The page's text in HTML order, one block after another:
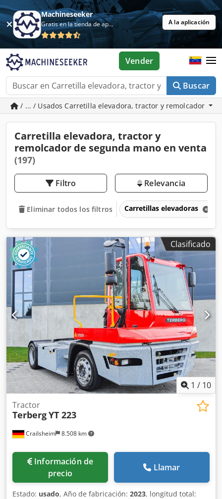
Machineseeker
Gratis en la tienda de aplicaciones A la aplicación
Buscar
Vender
/ ... / Usados Carretilla elevadora, tractor y remolcador
Carretilla elevadora, tractor y
remolcador de segunda mano en venta
(197)
Filtro Relevancia
Eliminar todos los filtros Carretillas elevadoras
Clasificado
1 / 10
Crailsheim 8.508 km
Tractor
TerbergYT 223
Información de
precio
Llamar
Estado: usado, Año de fabricación: 2023, longitud total: